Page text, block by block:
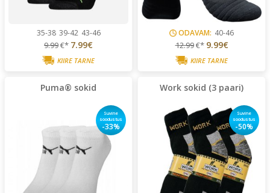
35-38 39-42 43-46
9.99€* 7.99€
KIIRE TARNE
ODAVAM: 40-46
12.99€* 9.99€
KIIRE TARNE
Puma® sokid
Suvine
soodustus
-33%
Work sokid (3 paari)
Suvine
soodustus
-50%